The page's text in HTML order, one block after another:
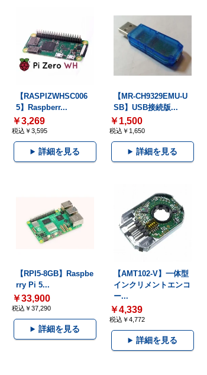
【RASPIZWHSC006
5】Raspberr...
￥3,269
税込￥3,595
詳細を見る
【MR-CH9329EMU-U
SB】USB接続版...
￥1,500
税込￥1,650
詳細を見る
【RPI5-8GB】Raspbe
rry Pi 5...
￥33,900
税込￥37,290
詳細を見る
【AMT102-V】一体型
インクリメントエンコ
ー...
￥4,339
税込￥4,772
詳細を見る